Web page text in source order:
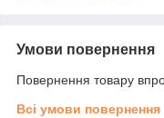
Умови повернення
Повернення товару
Всі умови повернення